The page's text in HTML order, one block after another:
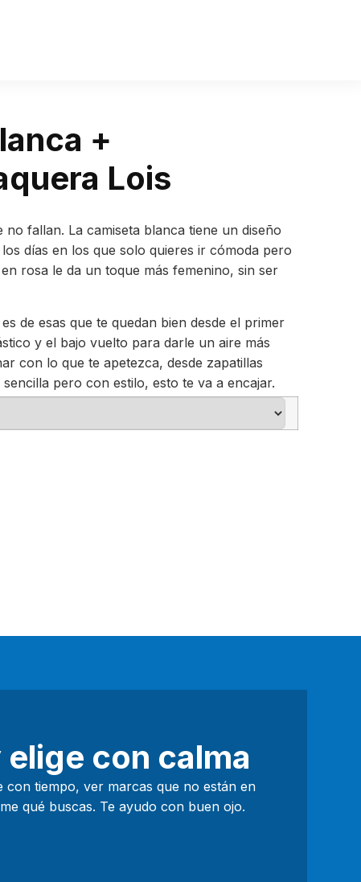
+
Lois
no fallan. La camiseta blanca tiene un diseño
días en los que solo quieres ir cómoda pero
rosa le da un toque más femenino, sin ser
de esas que te quedan bien desde el primer
y el bajo vuelto para darle un aire más
con lo que te apetezca, desde zapatillas
pero con estilo, esto te va a encajar.
elige con calma
con tiempo, ver marcas que no están en
qué buscas. Te ayudo con buen ojo.